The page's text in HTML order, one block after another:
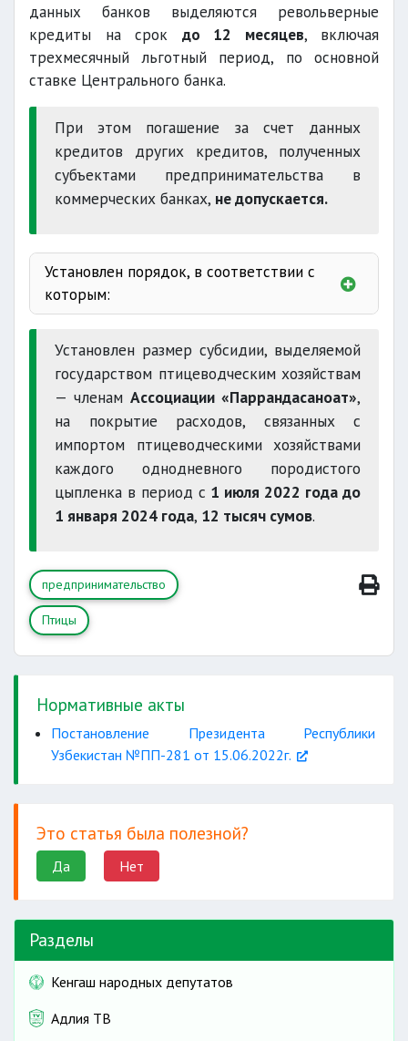
данных банков выделяются револьверные
кредиты на срок до 12 месяцев, включая
трехмесячный льготный период, по основной
ставке Центрального банка.
При этом погашение за счет данных
кредитов других кредитов, полученных
субъектами предпринимательства в
коммерческих банках, не допускается.
Установлен порядок, в соответствии с
которым:
Установлен размер субсидии, выделяемой
государством птицеводческим хозяйствам
— членам Ассоциации «Паррандасаноат»,
на покрытие расходов, связанных с
импортом птицеводческими хозяйствами
каждого однодневного породистого
цыпленка в период с 1 июля 2022 года до
1 января 2024 года, 12 тысяч сумов.
предпринимательство
Птицы
Нормативные акты
Постановление Президента Республики
Узбекистан №ПП-281 от 15.06.2022г.
Это статья была полезной?
Да Нет
Разделы
Кенгаш народных депутатов
Адлия ТВ